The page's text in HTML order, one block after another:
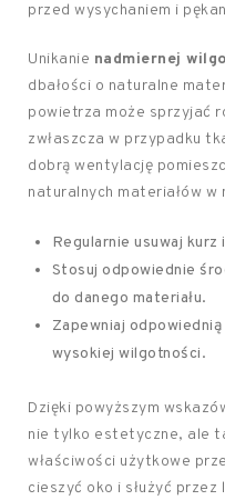
przed wysychaniem i
Unikanie nadmiernej
dbałości o naturalne
powietrza może sprzyjać
zwłaszcza w przypadku
dobrą wentylację
naturalnych materiałów w
Regularnie usuwaj
Stosuj odpowiednie
do danego materiału.
Zapewniaj
wysokiej wilgotności.
Dzięki powyższym
nie tylko estetyczne, ale
właściwości użytkowe
cieszyć oko i służyć przez